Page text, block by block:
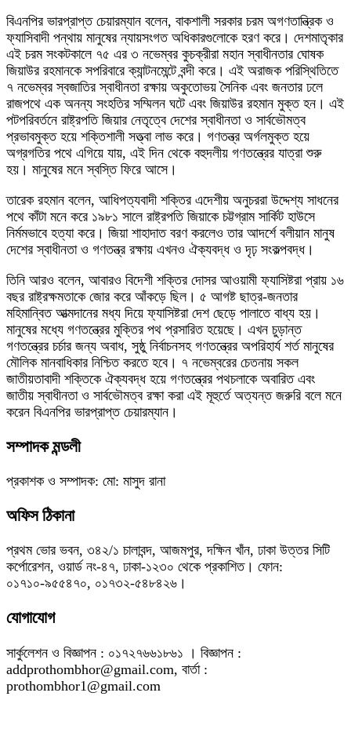
বিএনপির ভারপ্রাপ্ত চেয়ারম্যান বলেন, বাকশালী সরকার চরম অগণতান্ত্রিক ও
ফ্যাসিবাদী পন্থায় মানুষের ন্যায়সংগত অধিকারগুলোকে হরণ করে। দেশমাতৃকার
এই চরম সংকটকালে ৭৫ এর ৩ নভেম্বর কুচক্রীরা মহান স্বাধীনতার ঘোষক
জিয়াউর রহমানকে সপরিবারে ক্যান্টনমেন্টে বন্দী করে। এই অরাজক পরিস্থিতিতে
৭ নভেম্বর স্বজাতির স্বাধীনতা রক্ষায় অকুতোভয় সৈনিক এবং জনতার ঢলে
রাজপথে এক অনন্য সংহতির সম্মিলন ঘটে এবং জিয়াউর রহমান মুক্ত হন। এই
পটপরিবর্তনে রাষ্ট্রপতি জিয়ার নেতৃত্বে দেশের স্বাধীনতা ও সার্বভৌমত্ব
প্রভাবমুক্ত হয়ে শক্তিশালী সত্ত্বা লাভ করে। গণতন্ত্র অর্গলমুক্ত হয়ে
অগ্রগতির পথে এগিয়ে যায়, এই দিন থেকে বহুদলীয় গণতন্ত্রের যাত্রা শুরু
হয়। মানুষের মনে স্বস্তি ফিরে আসে।
তারেক রহমান বলেন, আধিপত্যবাদী শক্তির এদেশীয় অনুচররা উদ্দেশ্য সাধনের
পথে কাঁটা মনে করে ১৯৮১ সালে রাষ্ট্রপতি জিয়াকে চট্টগ্রাম সার্কিট হাউসে
নির্মমভাবে হত্যা করে। জিয়া শাহাদাত বরণ করলেও তার আদর্শে বলীয়ান মানুষ
দেশের স্বাধীনতা ও গণতন্ত্র রক্ষায় এখনও ঐক্যবদ্ধ ও দৃঢ় সংকল্পবদ্ধ।
তিনি আরও বলেন, আবারও বিদেশী শক্তির দোসর আওয়ামী ফ্যাসিষ্টরা প্রায় ১৬
বছর রাষ্ট্রক্ষমতাকে জোর করে আঁকড়ে ছিল। ৫ আগষ্ট ছাত্র-জনতার
মহিমান্বিত আত্মদানের মধ্য দিয়ে ফ্যাসিষ্টরা দেশ ছেড়ে পালাতে বাধ্য হয়।
মানুষের মধ্যে গণতন্ত্রের মুক্তির পথ প্রসারিত হয়েছে। এখন চুড়ান্ত
গণতন্ত্রের চর্চার জন্য অবাধ, সুষ্ঠু নির্বাচনসহ গণতন্ত্রের অপরিহার্য শর্ত মানুষের
মৌলিক মানবাধিকার নিশ্চিত করতে হবে। ৭ নভেম্বরের চেতনায় সকল
জাতীয়তাবাদী শক্তিকে ঐক্যবদ্ধ হয়ে গণতন্ত্রের পথচলাকে অবারিত এবং
জাতীয় স্বাধীনতা ও সার্বভৌমত্ব রক্ষা করা এই মূহুর্তে অত্যন্ত জরুরি বলে মনে
করেন বিএনপির ভারপ্রাপ্ত চেয়ারম্যান।
সম্পাদক মন্ডলী
প্রকাশক ও সম্পাদক: মো: মাসুদ রানা
অফিস ঠিকানা
প্রথম ভোর ভবন, ৩৪২/১ চালাবন্দ, আজমপুর, দক্ষিন খাঁন, ঢাকা উত্তর সিটি
কর্পোরেশন, ওয়ার্ড নং-৪৭, ঢাকা-১২৩০ থেকে প্রকাশিত। ফোন:
০১৭১০-৯৫৫৪৭০, ০১৭৩২-৫৪৮৪২৬।
যোগাযোগ
সার্কুলেশন ও বিজ্ঞাপন : ০১৭২৭৬৬১৮৬১ । বিজ্ঞাপন :
addprothombhor@gmail.com, বার্তা :
prothombhor1@gmail.com